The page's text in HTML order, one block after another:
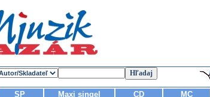
SP Maxi singel CD MC